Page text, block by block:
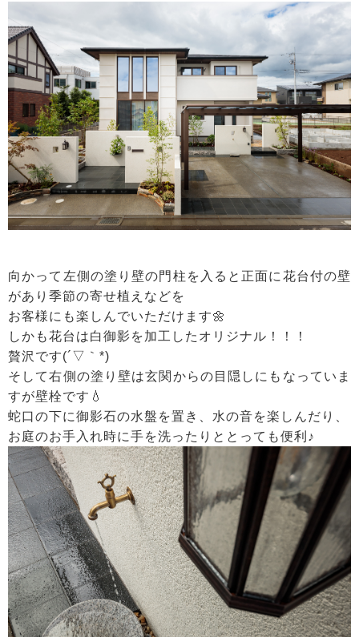
向かって左側の塗り壁の門柱を入ると正面に花台付の壁
があり季節の寄せ植えなどを
お客様にも楽しんでいただけます🌼
しかも花台は白御影を加工したオリジナル！！！
贅沢です(´▽｀*)
そして右側の塗り壁は玄関からの目隠しにもなっていま
すが壁栓です💧
蛇口の下に御影石の水盤を置き、水の音を楽しんだり、
お庭のお手入れ時に手を洗ったりととっても便利♪